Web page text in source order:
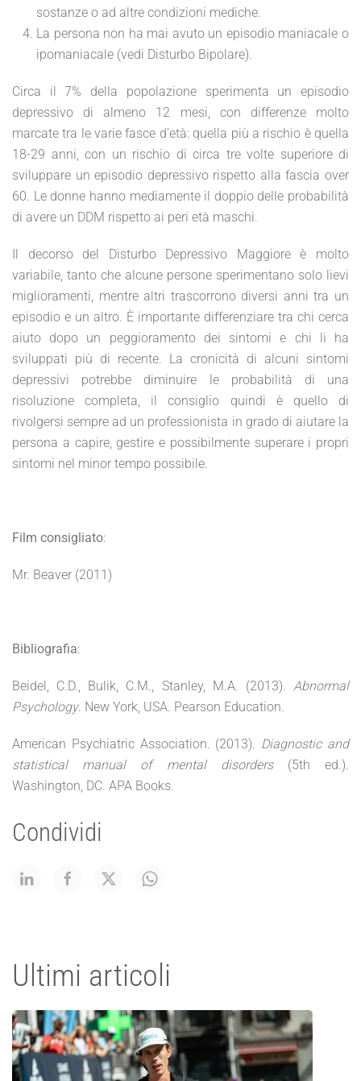
sostanze o ad altre condizioni mediche.
La persona non ha mai avuto un episodio maniacale o
ipomaniacale (vedi Disturbo Bipolare).
Circa il 7% della popolazione sperimenta un episodio
depressivo di almeno 12 mesi, con differenze molto
marcate tra le varie fasce d’età: quella più a rischio è quella
18-29 anni, con un rischio di circa tre volte superiore di
sviluppare un episodio depressivo rispetto alla fascia over
60. Le donne hanno mediamente il doppio delle probabilità
di avere un DDM rispetto ai peri età maschi.
Il decorso del Disturbo Depressivo Maggiore è molto
variabile, tanto che alcune persone sperimentano solo lievi
miglioramenti, mentre altri trascorrono diversi anni tra un
episodio e un altro. È importante differenziare tra chi cerca
aiuto dopo un peggioramento dei sintomi e chi li ha
sviluppati più di recente. La cronicità di alcuni sintomi
depressivi potrebbe diminuire le probabilità di una
risoluzione completa, il consiglio quindi è quello di
rivolgersi sempre ad un professionista in grado di aiutare la
persona a capire, gestire e possibilmente superare i propri
sintomi nel minor tempo possibile.
Film consigliato:
Mr. Beaver (2011)
Bibliografia:
Beidel, C.D., Bulik, C.M., Stanley, M.A. (2013). Abnormal
Psychology. New York, USA. Pearson Education.
American Psychiatric Association. (2013). Diagnostic and
statistical manual of mental disorders(5th ed.).
Washington, DC. APA Books.
Condividi
Ultimi articoli